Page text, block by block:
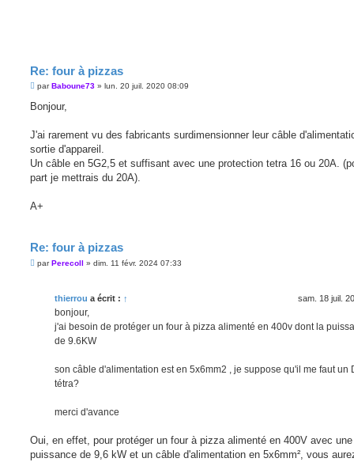
Re: four à pizzas
M
s
g
parBaboune73 » lun. 20 juil. 2020 08:09
Bonjour,
J'ai rarement vu des fabricants surdimensionner leur câble
sortie d'appareil.
Un câble en 5G2,5 et suffisant avec une protection tetra 16 ou 20A.
part je mettrais du 20A).
A+
Re: four à pizzas
MparPerecoll » dim. 11 févr. 2024 07:33
thierrou a écrit : ↑ sam. 18 juil.
bonjour,
j'ai besoin de protéger un four à pizza alimenté en 400v dont la
de 9.6KW
son câble d'alimentation est en 5x6mm2 , je suppose qu'il me faut un
tétra?
merci d'avance
Oui, en effet, pour protéger un four à pizza alimenté en 400V avec une
puissance de 9,6 kW et un câble d'alimentation en 5x6mm², vous